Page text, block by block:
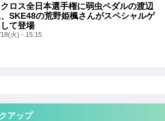
ロス全日本選手権に弱虫ペダルの渡辺
SKE48の荒野姫楓さんがスペシャルゲ
て登場
火) - 15:15
アップ